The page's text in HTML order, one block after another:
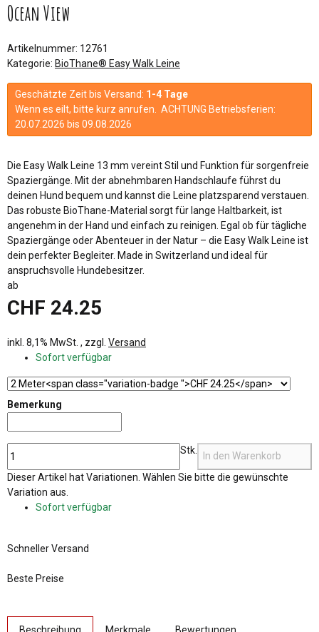
Ocean View
Artikelnummer: 12761
Kategorie: BioThane® Easy Walk Leine
Geschätzte Zeit bis Versand: 1-4 Tage
Wenn es eilt, bitte kurz anrufen. ACHTUNG Betriebsferien:
20.07.2026 bis 09.08.2026
Die Easy Walk Leine 13 mm vereint Stil und Funktion für sorgenfreie
Spaziergänge. Mit der abnehmbaren Handschlaufe führst du
deinen Hund bequem und kannst die Leine platzsparend verstauen.
Das robuste BioThane-Material sorgt für lange Haltbarkeit, ist
angenehm in der Hand und einfach zu reinigen. Egal ob für tägliche
Spaziergänge oder Abenteuer in der Natur – die Easy Walk Leine ist
dein perfekter Begleiter. Made in Switzerland und ideal für
anspruchsvolle Hundebesitzer.
ab
CHF 24.25
inkl. 8,1% MwSt. , zzgl. Versand
Sofort verfügbar
Bemerkung
Stk.
In den Warenkorb
xDieser Artikel hat Variationen. Wählen Sie bitte die gewünschte
Variation aus.
Sofort verfügbar
Schneller Versand
Beste Preise